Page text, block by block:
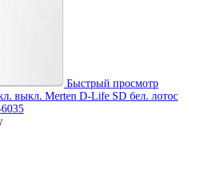
Быстрый просмотр
выкл. Merten D-Life SD бел. лотос